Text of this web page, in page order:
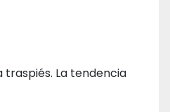
La tendencia